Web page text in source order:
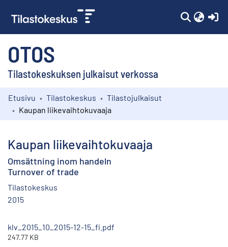
OTOS
Tilastokeskuksen julkaisut verkossa
Kokoelmat
Etusivu Tilastokeskus
Tilastojulkaisut
Kaupan liikevaihtokuvaaja
Kaupan liikevaihtokuvaaja
Omsättning inom handeln
Turnover of trade
Tilastokeskus
2015
klv_2015_10_2015-12-15_fi.pdf
247.77 KB